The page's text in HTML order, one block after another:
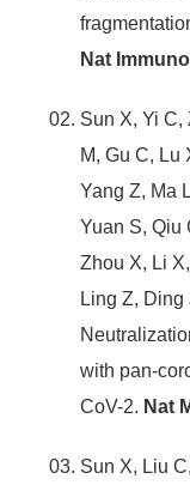
Nat
Sun X, Yi C,
M, Gu C, Lu
Yang Z, Ma
Yuan S, Qiu
Zhou X, Li
Ling Z,
with pan-
CoV-2. Nat
Sun X, Liu